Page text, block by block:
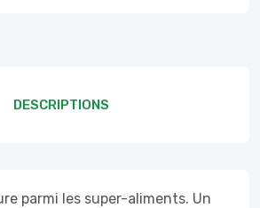
DESCRIPTIONS
parmi les super-aliments. Un